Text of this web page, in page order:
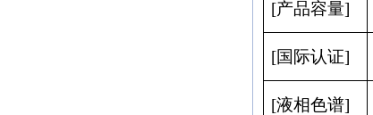
[产品容量]
[国际认证]
[液相色谱]